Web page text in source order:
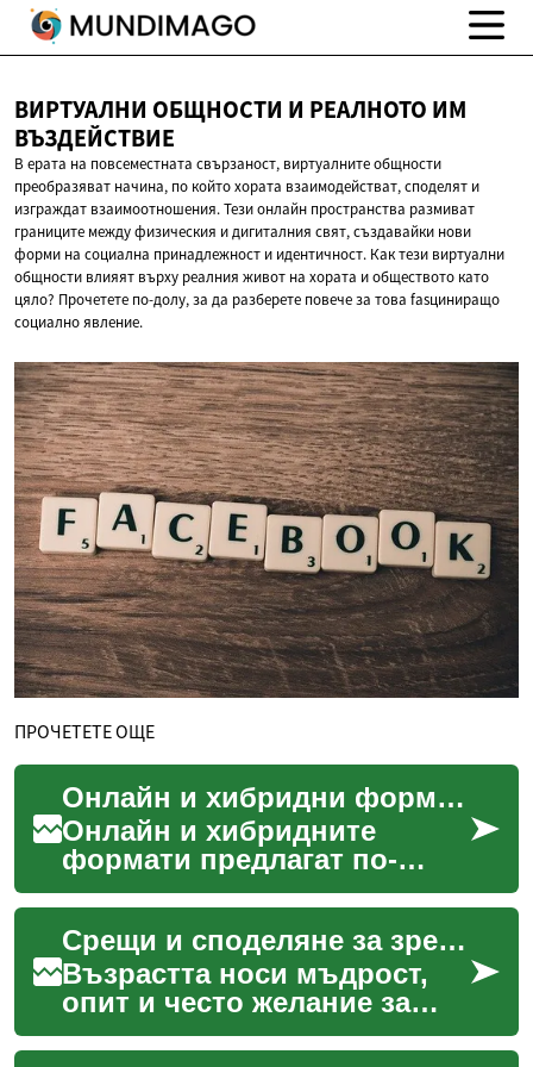
ВИРТУАЛНИ ОБЩНОСТИ И РЕАЛНОТО ИМ
ВЪЗДЕЙСТВИЕ
В ерата на повсеместната свързаност, виртуалните общности
преобразяват начина, по който хората взаимодействат, споделят и
изграждат взаимоотношения. Тези онлайн пространства размиват
границите между физическия и дигиталния свят, създавайки нови
форми на социална принадлежност и идентичност. Как тези виртуални
общности влияят върху реалния живот на хората и обществото като
цяло? Прочетете по-долу, за да разберете повече за това fasциниращо
социално явление.
ПРОЧЕТЕТЕ ОЩЕ
Онлайн и хибридни формати за обучение в областта на защитата
Онлайн и хибридните
формати предлагат по-
гъвкав и достъпен път към
образование в областта на
защитата, комбинирайки т...
Срещи и споделяне за зрели
Възрастта носи мъдрост,
опит и често желание за
ново общуване и връзки. За
зрелите хора, търсенето на